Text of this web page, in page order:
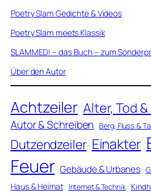
Poetry Slam Gedichte & Videos
Poetry Slam meets Klassik
SLAMMED! – das Buch – zum
Über den Autor
Achtzeiler Alter, Tod
Autor & Schreiben Berg, Fluss &
Dutzendzeiler Einakter
Feuer Gebäude & Urbanes
Haus & Heimat Internet & Technik